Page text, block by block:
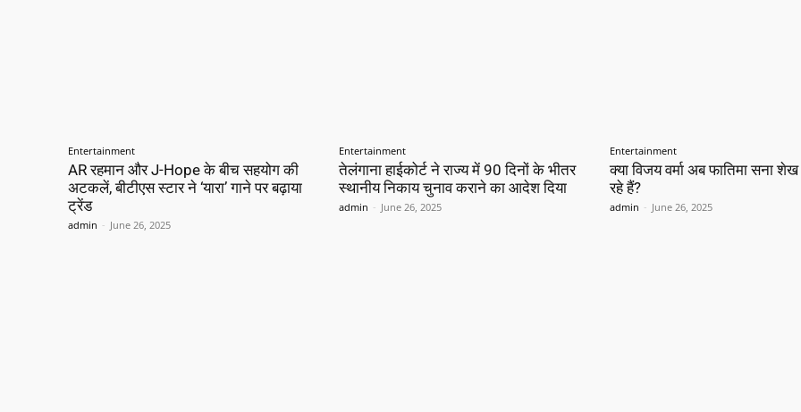
Entertainment
AR रहमान और J-Hope के बीच सहयोग की
अटकलें, बीटीएस स्टार ने ‘यारा’ गाने पर बढ़ाया
ट्रेंड
admin - June 26, 2025
Entertainment
तेलंगाना हाईकोर्ट ने राज्य में 90 दिनों के भीतर
स्थानीय निकाय चुनाव कराने का आदेश दिया
admin - June 26, 2025
Entertainment
क्या विजय वर्मा अब फातिमा सना
रहे हैं?
admin - June 26, 2025